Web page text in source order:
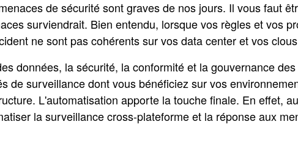
de sécurité sont graves de nos jours. Il vous faut
surviendrait. Bien entendu, lorsque vos règles et vos
ne sont pas cohérents sur vos data center et vos
données, la sécurité, la conformité et la gouvernance
de surveillance dont vous bénéficiez sur vos
L'automatisation apporte la touche finale. En effet,
la surveillance cross-plateforme et la réponse aux